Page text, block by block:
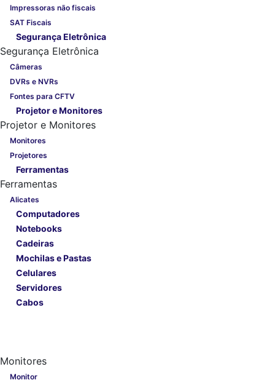
Impressoras não fiscais
SAT Fiscais
Segurança Eletrônica
Segurança Eletrônica
Câmeras
DVRs e NVRs
Fontes para CFTV
Projetor e Monitores
Projetor e Monitores
Monitores
Projetores
Ferramentas
Ferramentas
Alicates
Computadores
Notebooks
Cadeiras
Mochilas e Pastas
Celulares
Servidores
Cabos
Monitores
Monitor